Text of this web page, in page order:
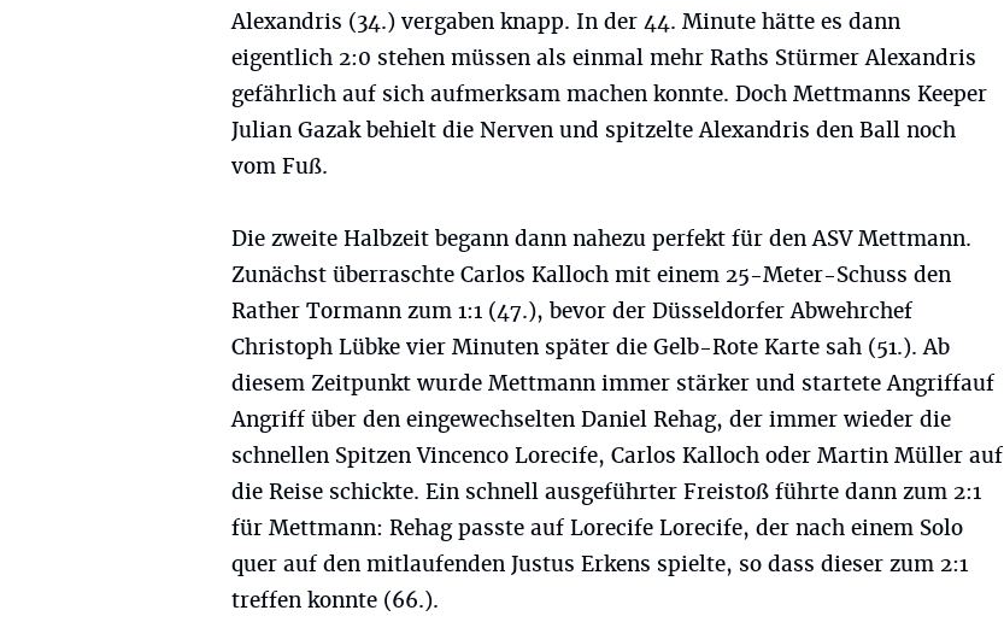
Alexandris (34.) vergaben knapp. In der 44. Minute hätte es dann
eigentlich 2:0 stehen müssen als einmal mehr Raths Stürmer Alexandris
gefährlich auf sich aufmerksam machen konnte. Doch Mettmanns Keeper
Julian Gazak behielt die Nerven und spitzelte Alexandris den Ball noch
vom Fuß.
Die zweite Halbzeit begann dann nahezu perfekt für den ASV Mettmann.
Zunächst überraschte Carlos Kalloch mit einem 25-Meter-Schuss den
Rather Tormann zum 1:1 (47.), bevor der Düsseldorfer Abwehrchef
Christoph Lübke vier Minuten später die Gelb-Rote Karte sah (51.). Ab
diesem Zeitpunkt wurde Mettmann immer stärker und startete Angriffauf
Angriff über den eingewechselten Daniel Rehag, der immer wieder die
schnellen Spitzen Vincenco Lorecife, Carlos Kalloch oder Martin Müller auf
die Reise schickte. Ein schnell ausgeführter Freistoß führte dann zum 2:1
für Mettmann: Rehag passte auf Lorecife Lorecife, der nach einem Solo
quer auf den mitlaufenden Justus Erkens spielte, so dass dieser zum 2:1
treffen konnte (66.).